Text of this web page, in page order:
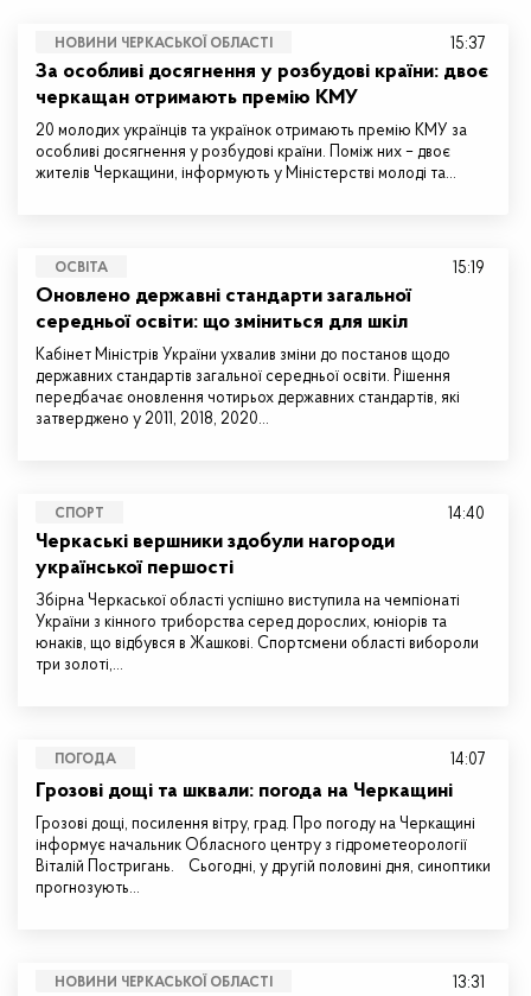
НОВИНИ ЧЕРКАСЬКОЇ ОБЛАСТІ
За особливі досягнення у розбудові країни: двоє
черкащан отримають премію КМУ
20 молодих українців та українок отримають премію КМУ за
особливі досягнення у розбудові країни. Поміж них – двоє
жителів Черкащини, інформують у Міністерстві молоді та…
15:37
ОСВІТА
Оновлено державні стандарти загальної
середньої освіти: що зміниться для шкіл
Кабінет Міністрів України ухвалив зміни до постанов щодо
державних стандартів загальної середньої освіти. Рішення
передбачає оновлення чотирьох державних стандартів, які
затверджено у 2011, 2018, 2020…
15:19
СПОРТ
Черкаські вершники здобули нагороди
української першості
Збірна Черкаської області успішно виступила на чемпіонаті
України з кінного триборства серед дорослих, юніорів та
юнаків, що відбувся в Жашкові. Спортсмени області вибороли
три золоті,…
14:40
ПОГОДА
Грозові дощі та шквали: погода на Черкащині
Грозові дощі, посилення вітру, град. Про погоду на Черкащині
інформує начальник Обласного центру з гідрометеорології
Віталій Постригань. Сьогодні, у другій половині дня, синоптики
прогнозують…
14:07
НОВИНИ ЧЕРКАСЬКОЇ ОБЛАСТІ 13:31